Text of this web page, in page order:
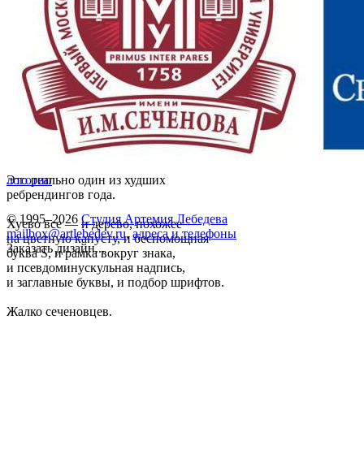
Это реально один из худших
ребрендингов года.
Хуево все — и дерево, похожее
на цветную капусту, и беспомощная
буква S, и рамка вокруг знака,
и псевдоминускульная надпись,
и заглавные буквы, и подбор шрифтов.
Жалко сеченовцев.
логотип
© 1995–2026 Студия Артемия Лебедева
mailbox@artlebedev.ru, адреса и телефоны
Заказать дизайн...